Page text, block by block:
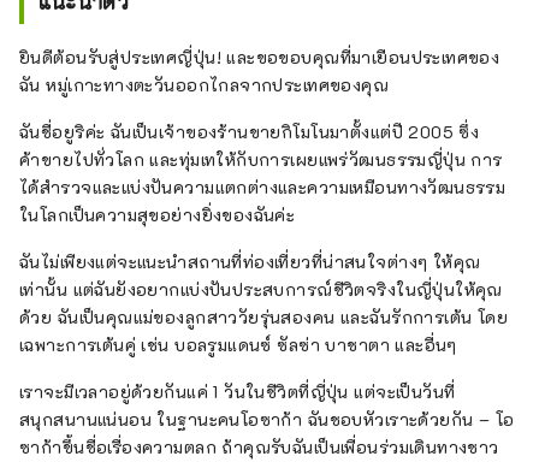
ยินดีต้อนรับสู่ประเทศญี่ปุ่น! และขอขอบคุณที่มาเยือนประเทศของ
ฉัน หมู่เกาะทางตะวันออกไกลจากประเทศของคุณ
ฉันชื่อยูริค่ะ ฉันเป็นเจ้าของร้านขายกิโมโนมาตั้งแต่ปี 2005 ซึ่ง
ค้าขายไปทั่วโลก และทุ่มเทให้กับการเผยแพร่วัฒนธรรมญี่ปุ่น การ
ได้สำรวจและแบ่งปันความแตกต่างและความเหมือนทางวัฒนธรรม
ในโลกเป็นความสุขอย่างยิ่งของฉันค่ะ
ฉันไม่เพียงแต่จะแนะนำสถานที่ท่องเที่ยวที่น่าสนใจต่างๆ ให้คุณ
เท่านั้น แต่ฉันยังอยากแบ่งปันประสบการณ์ชีวิตจริงในญี่ปุ่นให้คุณ
ด้วย ฉันเป็นคุณแม่ของลูกสาววัยรุ่นสองคน และฉันรักการเต้น โดย
เฉพาะการเต้นคู่ เช่น บอลรูมแดนซ์ ซัลซ่า บาชาตา และอื่นๆ
เราจะมีเวลาอยู่ด้วยกันแค่ 1 วันในชีวิตที่ญี่ปุ่น แต่จะเป็นวันที่
สนุกสนานแน่นอน ในฐานะคนโอซาก้า ฉันชอบหัวเราะด้วยกัน – โอ
ซาก้าขึ้นชื่อเรื่องความตลก ถ้าคุณรับฉันเป็นเพื่อนร่วมเดินทางชาว